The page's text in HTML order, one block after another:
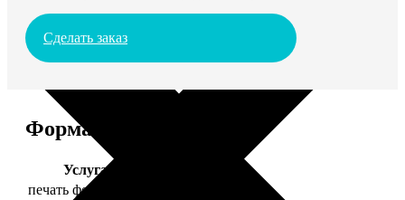
Сделать заказ
Форматы и цены
Услуга
печать фото 20х20